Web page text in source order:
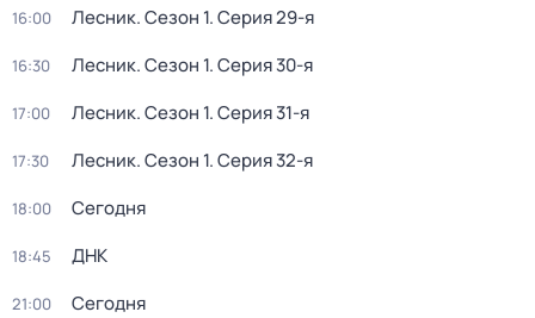
16:00 Лесник. Сезон 1. Серия 29-я
16:30 Лесник. Сезон 1. Серия 30-я
17:00 Лесник. Сезон 1. Серия 31-я
17:30 Лесник. Сезон 1. Серия 32-я
18:00 Сегодня
18:45 ДНК
21:00 Сегодня